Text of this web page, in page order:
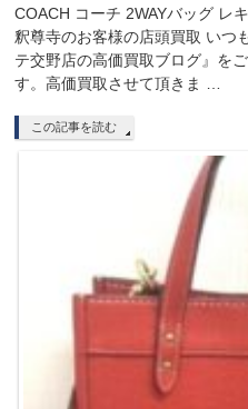
COACH コーチ 2WAYバッグ レ
釈尊寺のお客様の店頭買取 いつ
テ交野店の高価買取ブログ』を
す。高価買取させて頂きま …
この記事を読む